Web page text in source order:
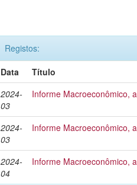
Registos:
Data
Título
2024-
03
Informe Macroeconômico,
2024-
03
Informe Macroeconômico,
2024-
04
Informe Macroeconômico,